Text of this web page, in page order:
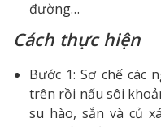
đường…
Cách thực hiện
Bước 1: Sơ chế các
trên rồi nấu sôi
su hào, sắn và củ